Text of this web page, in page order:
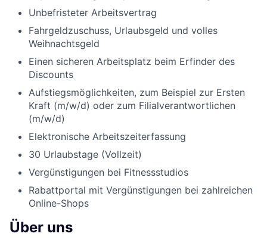
Unbefristeter Arbeitsvertrag
Fahrgeldzuschuss, Urlaubsgeld und volles
Weihnachtsgeld
Einen sicheren Arbeitsplatz beim Erfinder des
Discounts
Aufstiegsmöglichkeiten, zum Beispiel zur Ersten
Kraft (m/w/d) oder zum Filialverantwortlichen
(m/w/d)
Elektronische Arbeitszeiterfassung
30 Urlaubstage (Vollzeit)
Vergünstigungen bei Fitnessstudios
Rabattportal mit Vergünstigungen bei zahlreichen
Online-Shops
Über uns